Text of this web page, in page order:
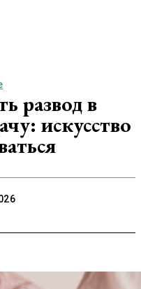
развод в
искусство